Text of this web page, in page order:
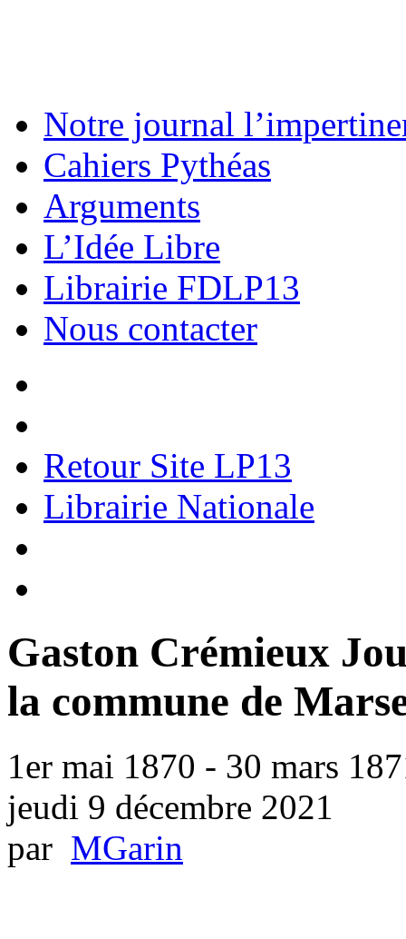
Notre journal
Cahiers Pythéas
Arguments
L’Idée Libre
Librairie FDLP13
Nous contacter
Retour Site LP13
Librairie Nationale
Gaston Crémieux
la commune de
1er mai 1870 - 30 mars
jeudi 9 décembre 2021
par MGarin